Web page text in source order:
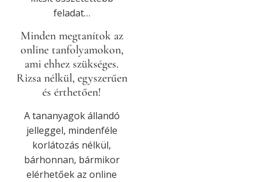
feladat…
Minden megtanítok az
online tanfolyamokon,
ami ehhez szükséges.
Rizsa nélkül, egyszerűen
és érthetően!
A tananyagok állandó
jelleggel, mindenféle
korlátozás nélkül,
bárhonnan, bármikor
elérhetőek az online